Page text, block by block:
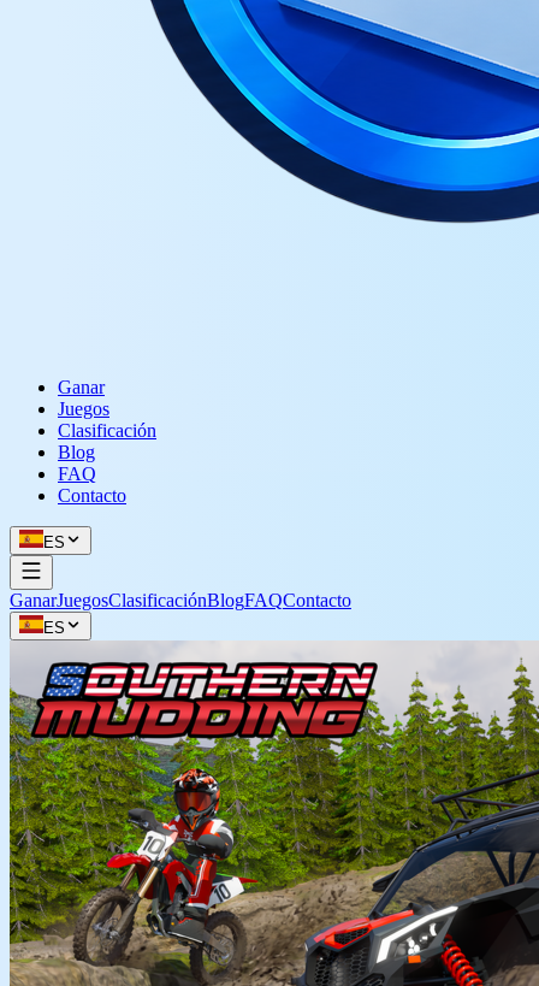
Ganar
Juegos
Clasificación
Blog
FAQ
Contacto
ES
GanarJuegosClasificaciónBlogFAQContacto
ES